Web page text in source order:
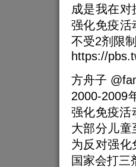
成是我在
强化免疫活
不受2剂限
https://
方舟子
2000-2009
强化免疫活
大部分儿童
为反对强化
国家会打三